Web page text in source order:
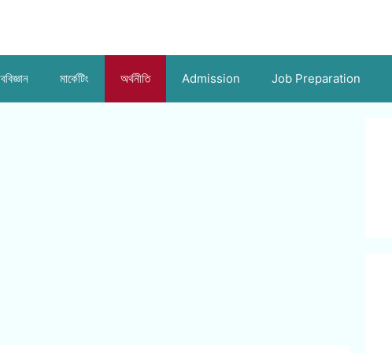
মার্কেটিং অর্থনীতি Admission Job Preparation